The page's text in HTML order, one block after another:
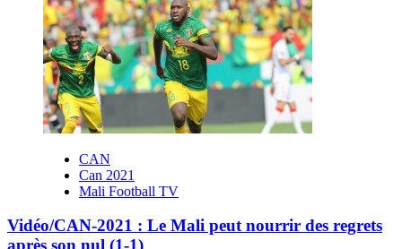
CAN
Can 2021
Mali Football TV
Vidéo/CAN-2021 : Le Mali peut nourrir des regrets